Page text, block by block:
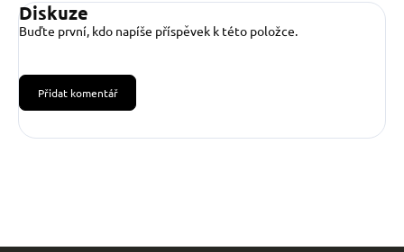
Diskuze
Buďte první, kdo napíše příspěvek k této položce.
Přidat komentář